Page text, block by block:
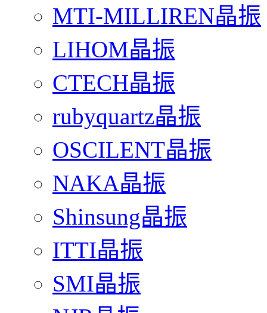
MTI-MILLIREN晶振
LIHOM晶振
CTECH晶振
rubyquartz晶振
OSCILENT晶振
NAKA晶振
Shinsung晶振
ITTI晶振
SMI晶振